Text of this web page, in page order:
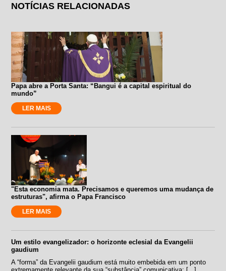
NOTÍCIAS RELACIONADAS
Papa abre a Porta Santa: “Bangui é a capital espiritual do
mundo”
LER MAIS
"Esta economia mata. Precisamos e queremos uma mudança de
estruturas", afirma o Papa Francisco
LER MAIS
Um estilo evangelizador: o horizonte eclesial da Evangelii
gaudium
A “forma” da Evangelii gaudium está muito embebida em um ponto